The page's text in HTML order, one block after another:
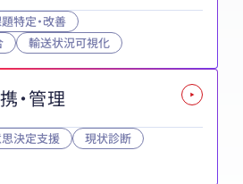
特定・改善
輸送状況可視化
・管理
決定支援
現状診断